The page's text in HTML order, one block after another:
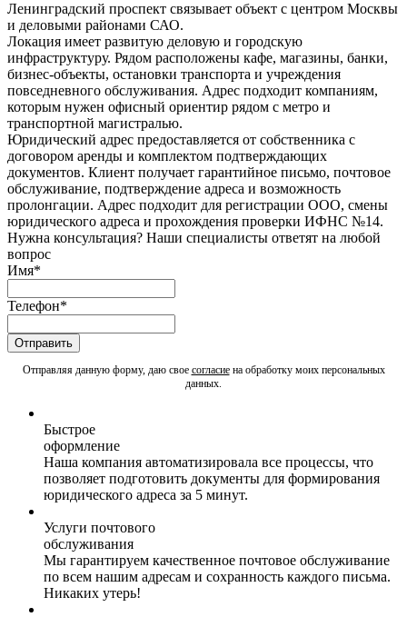
Ленинградский проспект связывает объект с центром Москвы
и деловыми районами САО.
Локация имеет развитую деловую и городскую
инфраструктуру. Рядом расположены кафе, магазины, банки,
бизнес-объекты, остановки транспорта и учреждения
повседневного обслуживания. Адрес подходит компаниям,
которым нужен офисный ориентир рядом с метро и
транспортной магистралью.
Юридический адрес предоставляется от собственника с
договором аренды и комплектом подтверждающих
документов. Клиент получает гарантийное письмо, почтовое
обслуживание, подтверждение адреса и возможность
пролонгации. Адрес подходит для регистрации ООО, смены
юридического адреса и прохождения проверки ИФНС №14.
Нужна консультация? Наши специалисты ответят на любой
вопрос
Имя*
Телефон*
Отправляя данную форму, даю свое согласиена обработку моих персональных
данных.
Быстрое
оформление
Наша компания автоматизировала все процессы, что
позволяет подготовить документы для формирования
юридического адреса за 5 минут.
Услуги почтового
обслуживания
Мы гарантируем качественное почтовое обслуживание
по всем нашим адресам и сохранность каждого письма.
Никаких утерь!